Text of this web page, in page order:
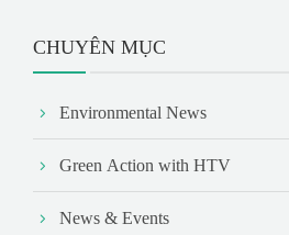
CHUYÊN MỤC
Environmental News
Green Action with HTV
News & Events